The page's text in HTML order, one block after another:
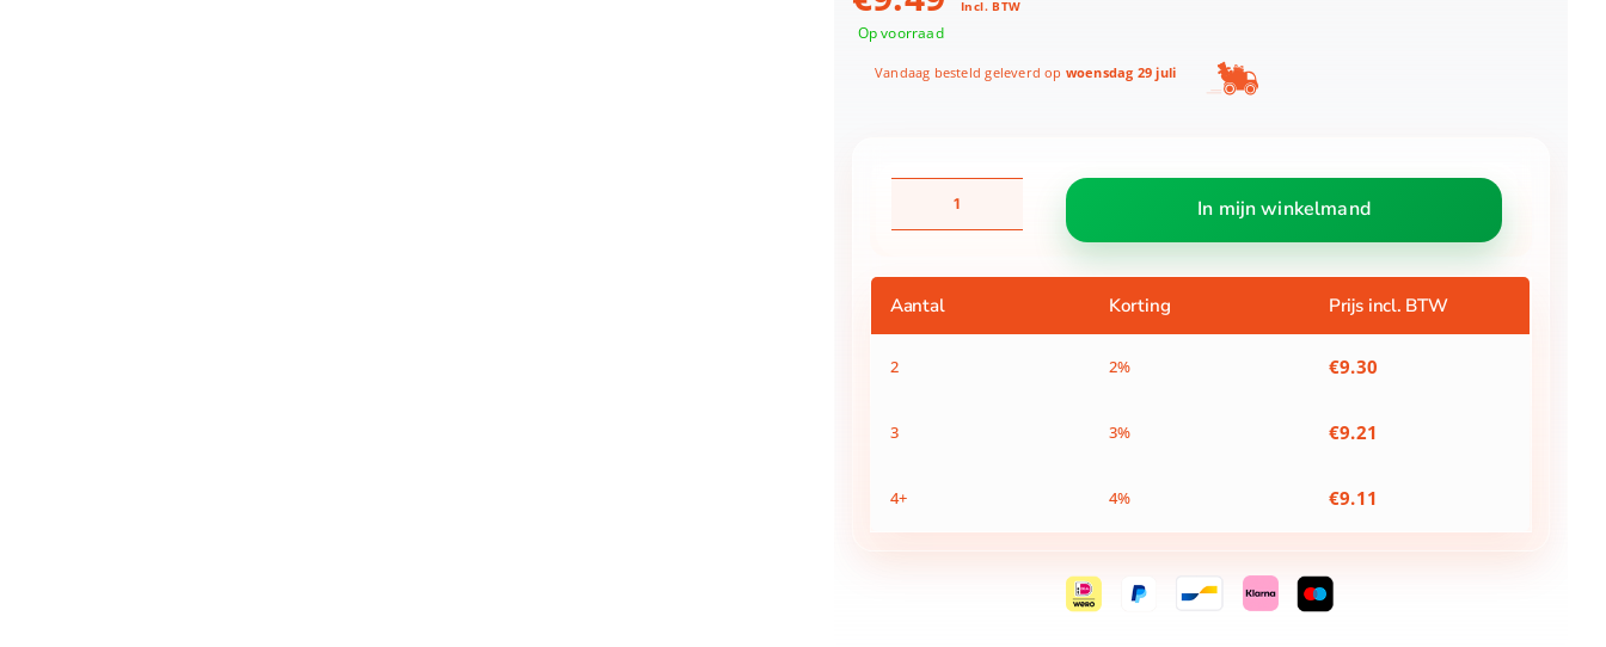
Incl. BTW
Op voorraad
Vandaag besteld geleverd op woensdag 29 juli
zitkussen
40x30cm
assortiment
aantal
In mijn winkelmand
Aantal Korting Prijs incl. BTW
2 2% €9.30
3 3% €9.21
4+ 4% €9.11